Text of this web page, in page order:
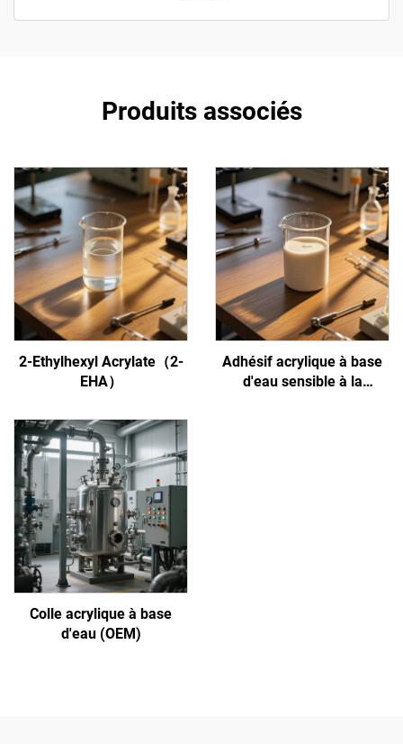
Produits associés
2-Ethylhexyl Acrylate（2-
EHA）
Adhésif acrylique à base
d'eau sensible à la
Colle acrylique à base
d'eau (OEM)